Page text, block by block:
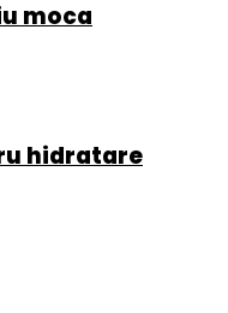
moca
hidratare